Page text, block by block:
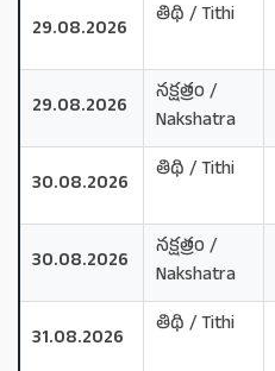
29.08.2026
తిథి / Tithi
29.08.2026
నక్షత్రం /
Nakshatra
30.08.2026
తిథి / Tithi
30.08.2026
నక్షత్రం /
Nakshatra
31.08.2026
తిథి / Tithi